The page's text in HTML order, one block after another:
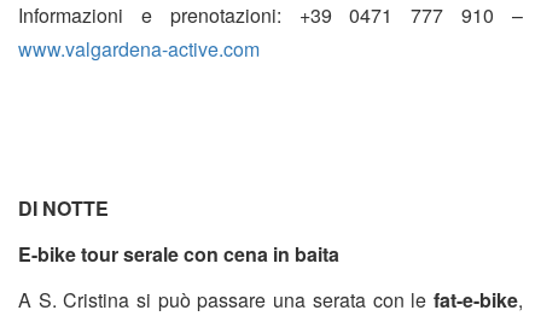
Informazioni e prenotazioni: +39 0471 777 910 –
www.valgardena-active.com
DI NOTTE
E-bike tour serale con cena in baita
A S. Cristina si può passare una serata con le fat-e-bike,